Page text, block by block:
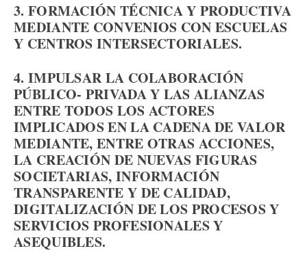
3. FORMACIÓN TÉCNICA Y PRODUCTIVA
MEDIANTE CONVENIOS CON ESCUELAS
Y CENTROS INTERSECTORIALES.
4. IMPULSAR LA COLABORACIÓN
PÚBLICO- PRIVADA Y LAS ALIANZAS
ENTRE TODOS LOS ACTORES
IMPLICADOS EN LA CADENA DE VALOR
MEDIANTE, ENTRE OTRAS ACCIONES,
LA CREACIÓN DE NUEVAS FIGURAS
SOCIETARIAS, INFORMACIÓN
TRANSPARENTE Y DE CALIDAD,
DIGITALIZACIÓN DE LOS PROCESOS Y
SERVICIOS PROFESIONALES Y
ASEQUIBLES.